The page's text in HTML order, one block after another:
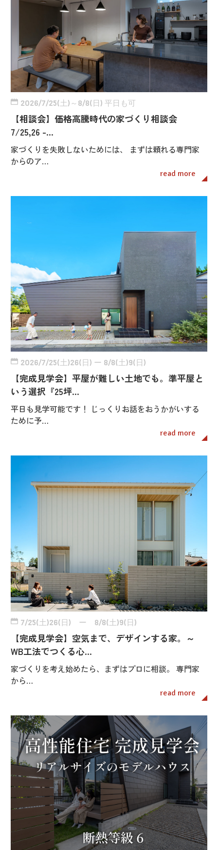
2026/7/25(土)～8/8(日) 平日も可
【相談会】価格高騰時代の家づくり相談会
7/25,26 -…
家づくりを失敗しないためには、 まずは頼れる専門家
からのア…
read more
2026/7/25(土)26(日) ー 8/8(土)9(日)
【完成見学会】平屋が難しい土地でも。準平屋と
いう選択『25坪…
平日も見学可能です！ じっくりお話をおうかがいする
ために予…
read more
7/25(土)26(日) ー 8/8(土)9(日)
【完成見学会】空気まで、デザインする家。～
WB工法でつくる心…
家づくりを考え始めたら、まずはプロに相談。 専門家
から…
read more